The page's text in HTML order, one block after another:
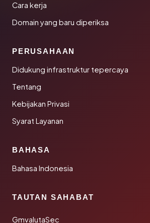
Cara kerja
Domain yang baru diperiksa
PERUSAHAAN
Didukung infrastruktur tepercaya
Tentang
Kebijakan Privasi
Syarat Layanan
BAHASA
Bahasa Indonesia
TAUTAN SAHABAT
GmvalutaSec